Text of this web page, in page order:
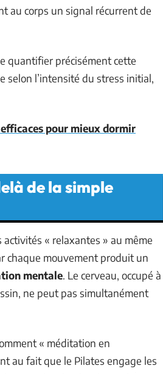
au corps un signal récurrent de
quantifier précisément cette
selon l’intensité du stress initial,
pour mieux dormir
de la simple
« relaxantes » au même
chaque mouvement produit un
mentale. Le cerveau, occupé à
ne peut pas simultanément
« méditation en
au fait que le Pilates engage les